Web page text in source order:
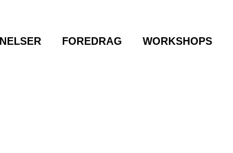
FOREDRAG WORKSHOPS